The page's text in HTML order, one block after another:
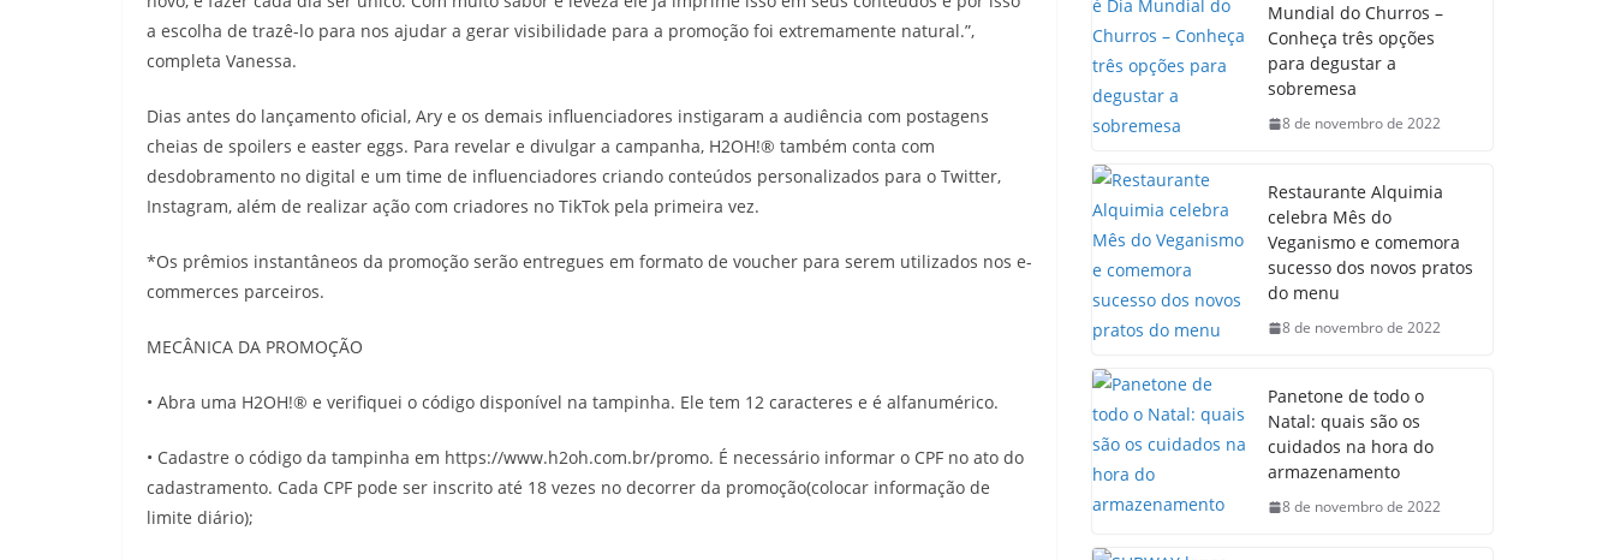
a escolha de trazê-lo para nos ajudar a gerar visibilidade para a promoção foi extremamente natural.”,
completa Vanessa.
Dias antes do lançamento oficial, Ary e os demais influenciadores instigaram a audiência com postagens
cheias de spoilers e easter eggs. Para revelar e divulgar a campanha, H2OH!® também conta com
desdobramento no digital e um time de influenciadores criando conteúdos personalizados para o Twitter,
Instagram, além de realizar ação com criadores no TikTok pela primeira vez.
*Os prêmios instantâneos da promoção serão entregues em formato de voucher para serem utilizados nos e-
commerces parceiros.
MECÂNICA DA PROMOÇÃO
• Abra uma H2OH!® e verifiquei o código disponível na tampinha. Ele tem 12 caracteres e é alfanumérico.
• Cadastre o código da tampinha em https://www.h2oh.com.br/promo. É necessário informar o CPF no ato do
cadastramento. Cada CPF pode ser inscrito até 18 vezes no decorrer da promoção(colocar informação de
limite diário);
Mundial do Churros –
Conheça três opções
para degustar a
sobremesa
8 de novembro de 2022
Restaurante Alquimia
celebra Mês do
Veganismo e comemora
sucesso dos novos pratos
do menu
8 de novembro de 2022
Panetone de todo o
Natal: quais são os
cuidados na hora do
armazenamento
8 de novembro de 2022